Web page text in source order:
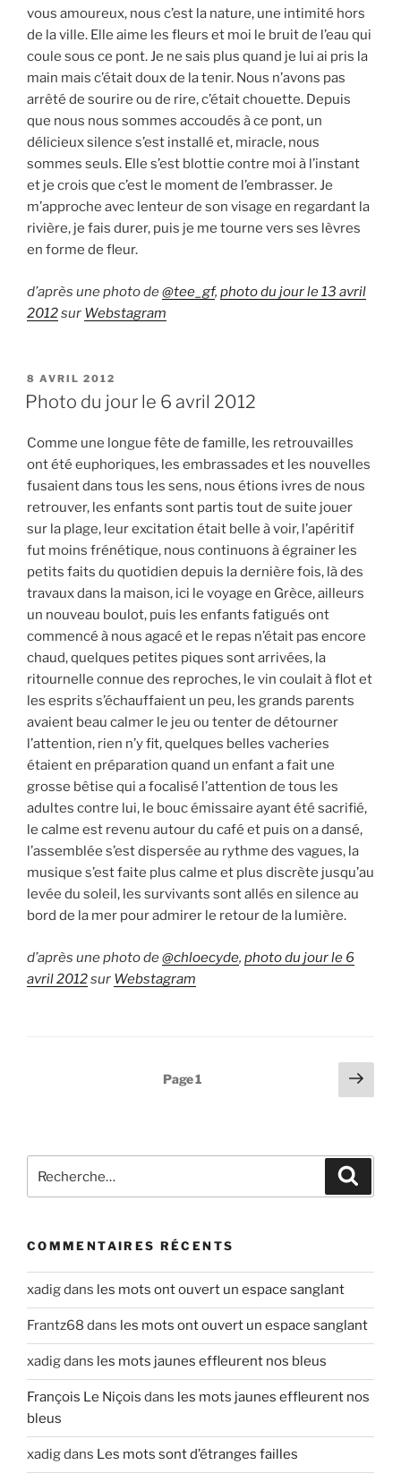
vous amoureux, nous c’est la nature, une intimité hors
de la ville. Elle aime les fleurs et moi le bruit de l’eau qui
coule sous ce pont. Je ne sais plus quand je lui ai pris la
main mais c’était doux de la tenir. Nous n’avons pas
arrêté de sourire ou de rire, c’était chouette. Depuis
que nous nous sommes accoudés à ce pont, un
délicieux silence s’est installé et, miracle, nous
sommes seuls. Elle s’est blottie contre moi à l’instant
et je crois que c’est le moment de l’embrasser. Je
m’approche avec lenteur de son visage en regardant la
rivière, je fais durer, puis je me tourne vers ses lèvres
en forme de fleur.
d’après une photo de@tee_gf, photo du jour le 13 avril
2012sur Webstagram
PUBLIÉ
LE
8 AVRIL 2012
Photo du jour le 6 avril 2012
Comme une longue fête de famille, les retrouvailles
ont été euphoriques, les embrassades et les nouvelles
fusaient dans tous les sens, nous étions ivres de nous
retrouver, les enfants sont partis tout de suite jouer
sur la plage, leur excitation était belle à voir, l’apéritif
fut moins frénétique, nous continuons à égrainer les
petits faits du quotidien depuis la dernière fois, là des
travaux dans la maison, ici le voyage en Grèce, ailleurs
un nouveau boulot, puis les enfants fatigués ont
commencé à nous agacé et le repas n’était pas encore
chaud, quelques petites piques sont arrivées, la
ritournelle connue des reproches, le vin coulait à flot et
les esprits s’échauffaient un peu, les grands parents
avaient beau calmer le jeu ou tenter de détourner
l’attention, rien n’y fit, quelques belles vacheries
étaient en préparation quand un enfant a fait une
grosse bêtise qui a focalisé l’attention de tous les
adultes contre lui, le bouc émissaire ayant été sacrifié,
le calme est revenu autour du café et puis on a dansé,
l’assemblée s’est dispersée au rythme des vagues, la
musique s’est faite plus calme et plus discrète jusqu’au
levée du soleil, les survivants sont allés en silence au
bord de la mer pour admirer le retour de la lumière.
d’après une photo de@chloecyde, photo du jour le 6
avril 2012sur Webstagram
Page1
Page
pour
COMMENTAIRES RÉCENTS
xadigdans les mots ont ouvert un espace sanglant
Frantz68 dans les mots ont ouvert un espace sanglant
xadigdans les mots jaunes effleurent nos bleus
François Le Niçois dans les mots jaunes effleurent nos
bleus
xadigdans Les mots sont d’étranges failles